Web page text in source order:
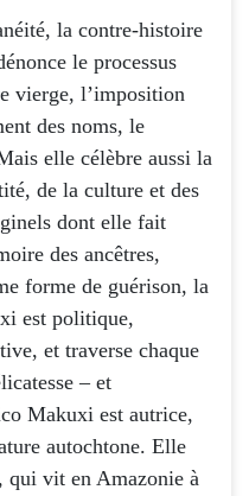
la contre-histoire
le processus
vierge, l’imposition
des noms, le
elle célèbre aussi la
de la culture et des
dont elle fait
des ancêtres,
forme de guérison, la
est politique,
et traverse chaque
– et
Makuxi est autrice,
autochtone. Elle
qui vit en Amazonie à